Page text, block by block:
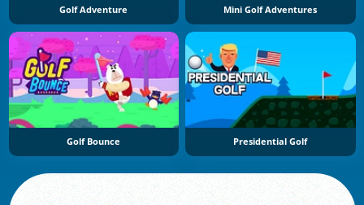
Golf Adventure Mini Golf Adventures
Golf Bounce Presidential Golf